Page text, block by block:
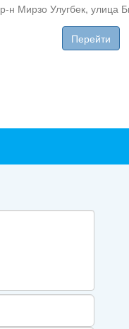
р-н Мирзо Улугбек, улица
Перейти